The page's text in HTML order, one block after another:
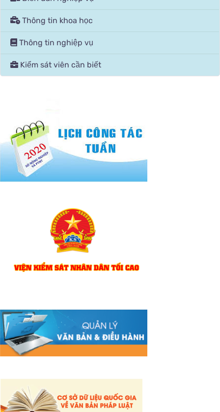
Thông tin khoa học
Thông tin nghiệp vụ
Kiểm sát viên cần biết